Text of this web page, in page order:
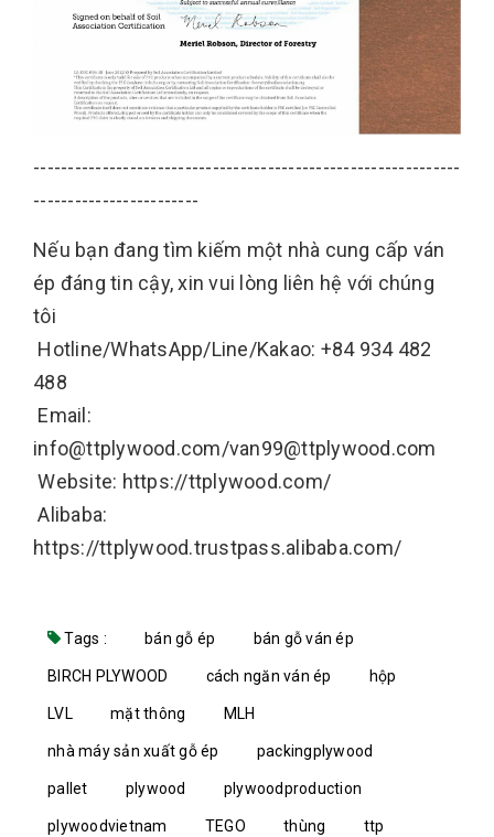
--------------------------------------------------------------
------------------------
Nếu bạn đang tìm kiếm một nhà cung cấp ván
ép đáng tin cậy, xin vui lòng liên hệ với chúng
tôi
Hotline/WhatsApp/Line/Kakao: +84 934 482
488
Email:
info@ttplywood.com/van99@ttplywood.com
Website: https://ttplywood.com/
Alibaba:
https://ttplywood.trustpass.alibaba.com/
Tags : bán gỗ ép bán gỗ ván ép
BIRCH PLYWOOD cách ngăn ván ép hộp
LVL mặt thông MLH
nhà máy sản xuất gỗ ép packingplywood
pallet plywood plywoodproduction
plywoodvietnam TEGO thùng ttp